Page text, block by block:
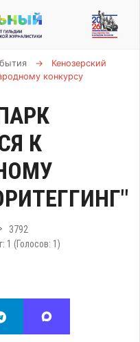
→
Кенозерский
конкурсу
К
3792
1 (Голосов: 1 )